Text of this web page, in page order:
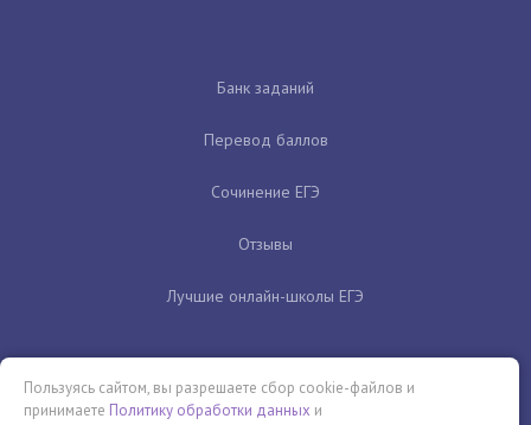
Банк заданий
Перевод баллов
Сочинение ЕГЭ
Отзывы
Лучшие онлайн-школы ЕГЭ
Пользуясь сайтом, вы разрешаете сбор cookie-файлов и
принимаете Политику обработки данных и